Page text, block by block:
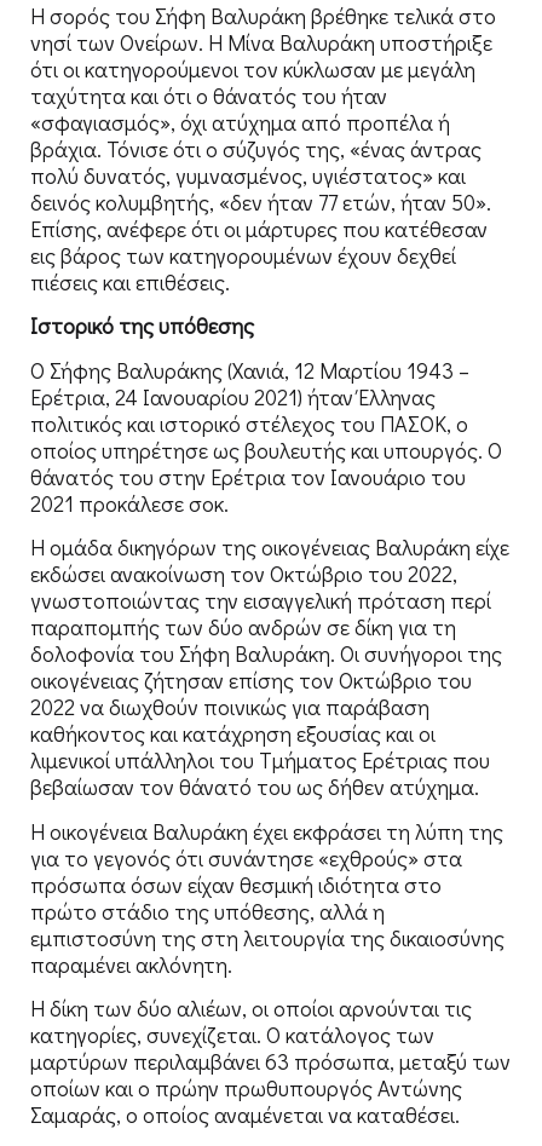
Η σορός του Σήφη Βαλυράκη βρέθηκε τελικά στο
νησί των Ονείρων. Η Μίνα Βαλυράκη υποστήριξε
ότι οι κατηγορούμενοι τον κύκλωσαν με μεγάλη
ταχύτητα και ότι ο θάνατός του ήταν
«σφαγιασμός», όχι ατύχημα από προπέλα ή
βράχια. Τόνισε ότι ο σύζυγός της, «ένας άντρας
πολύ δυνατός, γυμνασμένος, υγιέστατος» και
δεινός κολυμβητής, «δεν ήταν 77 ετών, ήταν 50».
Επίσης, ανέφερε ότι οι μάρτυρες που κατέθεσαν
εις βάρος των κατηγορουμένων έχουν δεχθεί
πιέσεις και επιθέσεις.
Ιστορικό της υπόθεσης
Ο Σήφης Βαλυράκης (Χανιά, 12 Μαρτίου 1943 –
Ερέτρια, 24 Ιανουαρίου 2021) ήταν Έλληνας
πολιτικός και ιστορικό στέλεχος του ΠΑΣΟΚ, ο
οποίος υπηρέτησε ως βουλευτής και υπουργός. Ο
θάνατός του στην Ερέτρια τον Ιανουάριο του
2021 προκάλεσε σοκ.
Η ομάδα δικηγόρων της οικογένειας Βαλυράκη είχε
εκδώσει ανακοίνωση τον Οκτώβριο του 2022,
γνωστοποιώντας την εισαγγελική πρόταση περί
παραπομπής των δύο ανδρών σε δίκη για τη
δολοφονία του Σήφη Βαλυράκη. Οι συνήγοροι της
οικογένειας ζήτησαν επίσης τον Οκτώβριο του
2022 να διωχθούν ποινικώς για παράβαση
καθήκοντος και κατάχρηση εξουσίας και οι
λιμενικοί υπάλληλοι του Τμήματος Ερέτριας που
βεβαίωσαν τον θάνατό του ως δήθεν ατύχημα.
Η οικογένεια Βαλυράκη έχει εκφράσει τη λύπη της
για το γεγονός ότι συνάντησε «εχθρούς» στα
πρόσωπα όσων είχαν θεσμική ιδιότητα στο
πρώτο στάδιο της υπόθεσης, αλλά η
εμπιστοσύνη της στη λειτουργία της δικαιοσύνης
παραμένει ακλόνητη.
Η δίκη των δύο αλιέων, οι οποίοι αρνούνται τις
κατηγορίες, συνεχίζεται. Ο κατάλογος των
μαρτύρων περιλαμβάνει 63 πρόσωπα, μεταξύ των
οποίων και ο πρώην πρωθυπουργός Αντώνης
Σαμαράς, ο οποίος αναμένεται να καταθέσει.